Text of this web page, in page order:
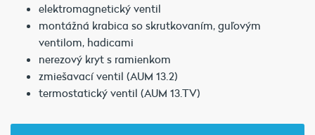
elektromagnetický ventil
montážná krabica so skrutkovaním, guľovým
ventilom, hadicami
nerezový kryt s ramienkom
zmiešavací ventil (AUM 13.2)
termostatický ventil (AUM 13.TV)